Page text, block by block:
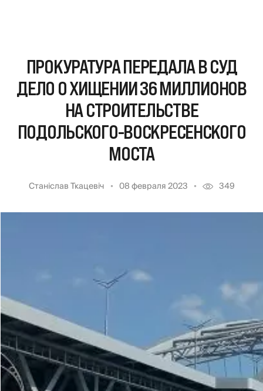
ПРОКУРАТУРА ПЕРЕДАЛА В СУД
ДЕЛО О ХИЩЕНИИ 36 МИЛЛИОНОВ
НА СТРОИТЕЛЬСТВЕ
ПОДОЛЬСКОГО-ВОСКРЕСЕНСКОГО
МОСТА
Станіслав Ткацевіч 08 февраля 2023 349